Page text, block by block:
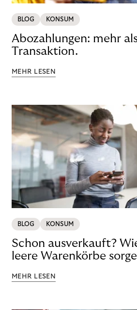
BLOG KONSUM
Abozahlungen: mehr
Transaktion.
MEHR LESEN
BLOG KONSUM
Schon ausverkauft?
leere Warenkörbe
MEHR LESEN